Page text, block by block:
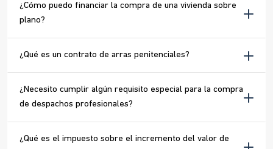
¿Cómo puedo financiar la compra de una vivienda sobre
plano?
¿Qué es un contrato de arras penitenciales?
¿Necesito cumplir algún requisito especial para la compra
de despachos profesionales?
¿Qué es el impuesto sobre el incremento del valor de